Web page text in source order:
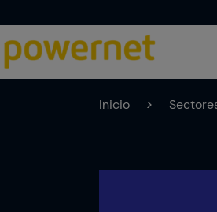
Inicio >